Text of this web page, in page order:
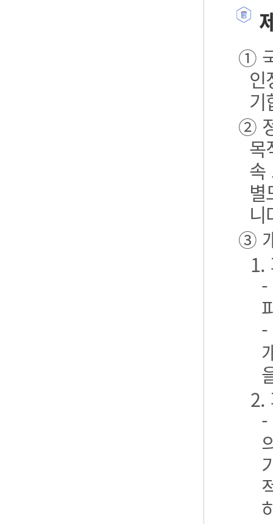
①
인
기
②
목
속
니
③
1.
-
-
2.
-